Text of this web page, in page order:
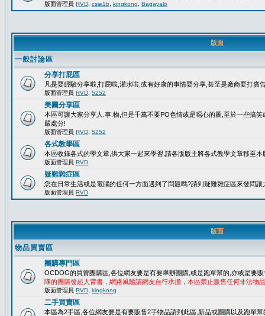
版面管理員 RVD csie1b kingkong Bagayalo
版面
一般討論區
分享打屁區
凡是要經驗分享啦,打屁啦,灌水啦,或有好康的事情要分享,甚至是廠商要打廣
版面管理員 RVD 5252
美圖分享區
本區可讓大家分享人.事.物,但是千萬不要PO色情或是噁心的圖,至於一些搞
嚴處分!
版面管理員 RVD 5252
各式教學區
本區收錄各式的學文章,供大家一起來學習,請各版版主將各式教學文章移至本
版面管理員 RVD
疑難雜症區
您在日常生活或是電腦的任何一方面遇到了問題嗎?請到疑難雜症區來發問讓
版面管理員 RVD
版面
物品買賣區
團購專門區
OCDOG的買賣團購區,各位網友要是有要舉辦團購,或是跑單幫的,亦或是要
隊的團購發起人背書，網路風險請網友自行承擔，本區禁止販售任何非法物
版面管理員 RVD kingkong
二手買賣區
本區為2手區,各位網友要是有要販售2手物品請到此區,新品或團購以及跑單